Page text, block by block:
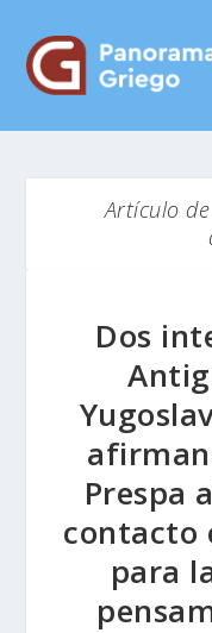
Artículo
Dos
Prespa
contacto
para